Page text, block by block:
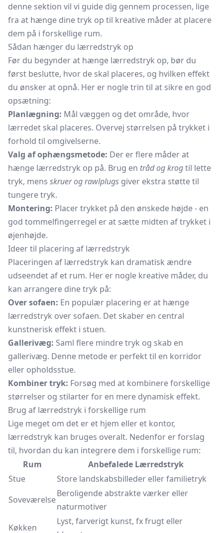
denne sektion vil vi guide dig gennem processen, lige
fra at hænge dine tryk op til kreative måder at placere
dem på i forskellige rum.
Sådan hænger du lærredstryk op
Før du begynder at hænge lærredstryk op, bør du
først beslutte, hvor de skal placeres, og hvilken effekt
du ønsker at opnå. Her er nogle trin til at sikre en god
opsætning:
Planlægning: Mål væggen og det område, hvor
lærredet skal placeres. Overvej størrelsen på trykket i
forhold til omgivelserne.
Valg af ophængsmetode: Der er flere måder at
hænge lærredstryk op på. Brug en tråd og krogtil lette
tryk, mens skruer og rawlplugs giver ekstra støtte til
tungere tryk.
Montering: Placer trykket på den ønskede højde - en
god tommelfingerregel er at sætte midten af trykket i
øjenhøjde.
Ideer til placering af lærredstryk
Placeringen af lærredstryk kan dramatisk ændre
udseendet af et rum. Her er nogle kreative måder, du
kan arrangere dine tryk på:
Over sofaen: En populær placering er at hænge
lærredstryk over sofaen. Det skaber en central
kunstnerisk effekt i stuen.
Gallerivæg: Saml flere mindre tryk og skab en
gallerivæg. Denne metode er perfekt til en korridor
eller opholdsstue.
Kombiner tryk: Forsøg med at kombinere forskellige
størrelser og stilarter for en mere dynamisk effekt.
Brug af lærredstryk i forskellige rum
Lige meget om det er et hjem eller et kontor,
lærredstryk kan bruges overalt. Nedenfor er forslag
til, hvordan du kan integrere dem i forskellige rum:
Rum
Anbefalede Lærredstryk
Stue
Store landskabsbilleder eller familietryk
Soveværelse
Beroligende abstrakte værker eller
naturmotiver
Køkken
Lyst, farverigt kunst, fx frugt eller